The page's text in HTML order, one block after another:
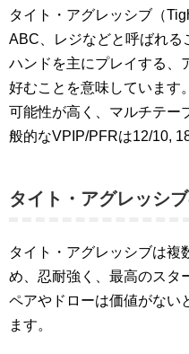
タイト・アグレッシブ（
ABC、レジなどと呼ばれる
ハンドを主にプレイする、
好むことを意味しています
可能性が高く、マルチテー
般的なVPIP/PFRは12/10,
タイト・アグレッシ
タイト・アグレッシブは複
め、忍耐強く、最高のスタ
ペアやドローは価値がない
ます。